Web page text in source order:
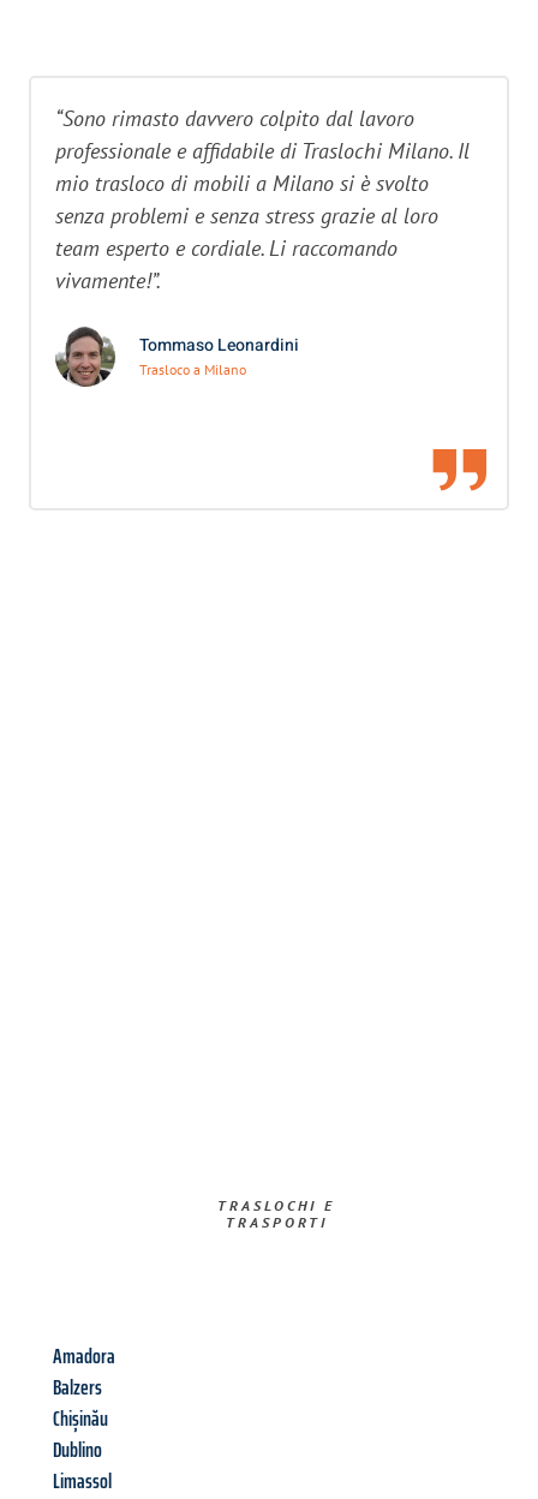
“Sono rimasto davvero colpito dal lavoro
professionale e affidabile di Traslochi Milano. Il
mio trasloco di mobili a Milano si è svolto
senza problemi e senza stress grazie al loro
team esperto e cordiale. Li raccomando
vivamente!”.
Tommaso Leonardini
Trasloco a Milano
TRASLOCHI E
TRASPORTI​
Amadora
Balzers
Chișinău
Dublino
Limassol